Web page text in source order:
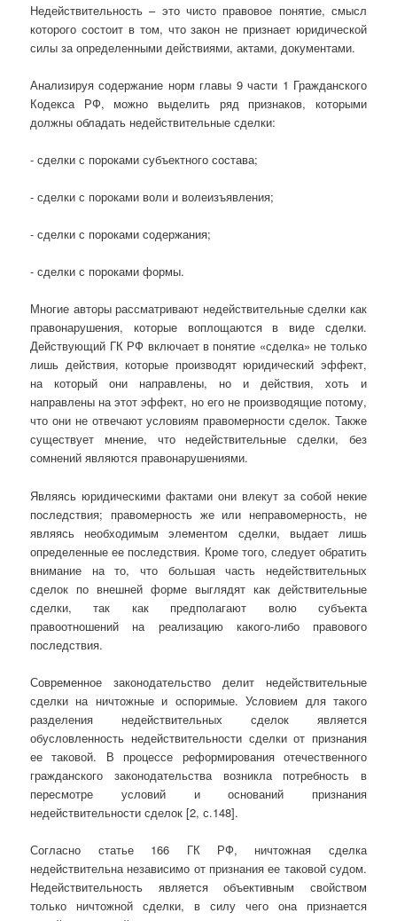
Недействительность – это чисто правовое понятие, смысл
которого состоит в том, что закон не признает юридической
силы за определенными действиями, актами, документами.
Анализируя содержание норм главы 9 части 1 Гражданского
Кодекса РФ, можно выделить ряд признаков, которыми
должны обладать недействительные сделки:
- сделки с пороками субъектного состава;
- сделки с пороками воли и волеизъявления;
- сделки с пороками содержания;
- сделки с пороками формы.
Многие авторы рассматривают недействительные сделки как
правонарушения, которые воплощаются в виде сделки.
Действующий ГК РФ включает в понятие «сделка» не только
лишь действия, которые производят юридический эффект,
на который они направлены, но и действия, хоть и
направлены на этот эффект, но его не производящие потому,
что они не отвечают условиям правомерности сделок. Также
существует мнение, что недействительные сделки, без
сомнений являются правонарушениями.
Являясь юридическими фактами они влекут за собой некие
последствия; правомерность же или неправомерность, не
являясь необходимым элементом сделки, выдает лишь
определенные ее последствия. Кроме того, следует обратить
внимание на то, что большая часть недействительных
сделок по внешней форме выглядят как действительные
сделки, так как предполагают волю субъекта
правоотношений на реализацию какого-либо правового
последствия.
Современное законодательство делит недействительные
сделки на ничтожные и оспоримые. Условием для такого
разделения недействительных сделок является
обусловленность недействительности сделки от признания
ее таковой. В процессе реформирования отечественного
гражданского законодательства возникла потребность в
пересмотре условий и оснований признания
недействительности сделок [2, с.148].
Согласно статье 166 ГК РФ, ничтожная сделка
недействительна независимо от признания ее таковой судом.
Недействительность является объективным свойством
только ничтожной сделки, в силу чего она признается